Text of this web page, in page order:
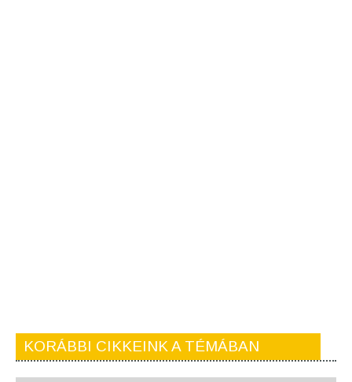
KORÁBBI CIKKEINK A TÉMÁBAN